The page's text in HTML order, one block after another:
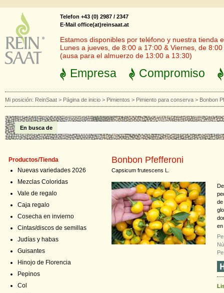
Telefon +43 (0) 2987 / 2347
E-Mail office(at)reinsaat.at
Estamos disponibles por teléfono y nuestra tienda
Lunes a jueves, de 8:00 a 17:00 & Viernes, de
(ausa para el almuerzo de 13:00 a 13:30)
Empresa Compromiso
Mi posición: ReinSaat > Página de inicio > Pimientos > Pimiento para conserva > Bonbon
En busca de
Productos/Tienda
Nuevas variedades 2026
Mezclas Coloridas
Vale de regalo
Caja regalo
Cosecha en invierno
Cintas/discos de semillas
Judías y habas
Guisantes
Hinojo de Florencia
Pepinos
Col
Bonbon Pfefferoni
Capsicum frutescens L.
de
en